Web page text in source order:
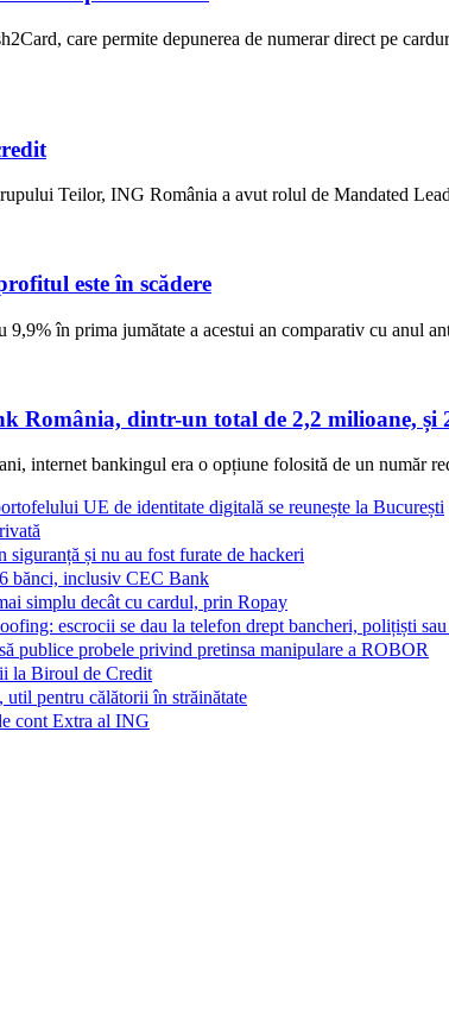
care permite depunerea de numerar direct pe
Teilor, ING România a avut rolul de Mandated
este în scădere
în prima jumătate a acestui an comparativ cu anul
România, dintr-un total de 2,2 milioane,
internet bankingul era o opțiune folosită de un număr
UE de identitate digitală se reunește la București
și nu au fost furate de hackeri
bănci, inclusiv CEC Bank
simplu decât cu cardul, prin Ropay
escrocii se dau la telefon drept bancheri, polițiști
publice probele privind pretinsa manipulare a ROBOR
la Biroul de Credit
pentru călătorii în străinătate
cont Extra al ING